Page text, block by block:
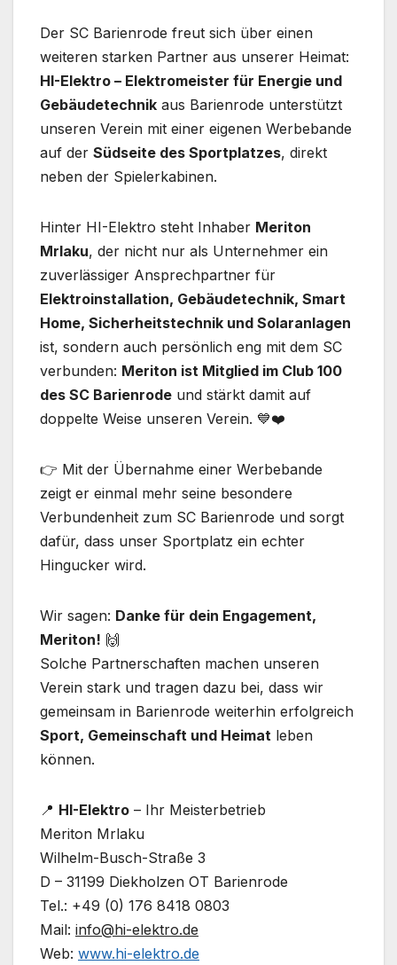
Der SC Barienrode freut sich über einen
weiteren starken Partner aus unserer Heimat:
HI-Elektro – Elektromeister für Energie und
Gebäudetechnik aus Barienrode unterstützt
unseren Verein mit einer eigenen Werbebande
auf der Südseite des Sportplatzes, direkt
neben der Spielerkabinen.
Hinter HI-Elektro steht Inhaber Meriton
Mrlaku, der nicht nur als Unternehmer ein
zuverlässiger Ansprechpartner für
Elektroinstallation, Gebäudetechnik, Smart
Home, Sicherheitstechnik und Solaranlagen
ist, sondern auch persönlich eng mit dem SC
verbunden: Meriton ist Mitglied im Club 100
des SC Barienrode und stärkt damit auf
doppelte Weise unseren Verein. 💙❤️
👉 Mit der Übernahme einer Werbebande
zeigt er einmal mehr seine besondere
Verbundenheit zum SC Barienrode und sorgt
dafür, dass unser Sportplatz ein echter
Hingucker wird.
Wir sagen: Danke für dein Engagement,
Meriton! 🙌
Solche Partnerschaften machen unseren
Verein stark und tragen dazu bei, dass wir
gemeinsam in Barienrode weiterhin erfolgreich
Sport, Gemeinschaft und Heimat leben
können.
📍 HI-Elektro – Ihr Meisterbetrieb
Meriton Mrlaku
Wilhelm-Busch-Straße 3
D – 31199 Diekholzen OT Barienrode
Tel.: +49 (0) 176 8418 0803
Mail: info@hi-elektro.de
Web: www.hi-elektro.de